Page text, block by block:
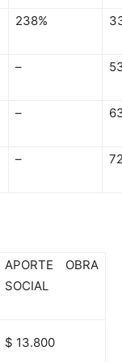
238%
–
–
–
APORTE OBRA
SOCIAL
$ 13.800